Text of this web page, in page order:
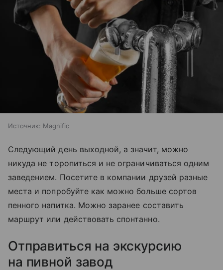
Источник: Magnific
Следующий день выходной, а значит, можно
никуда не торопиться и не ограничиваться одним
заведением. Посетите в компании друзей разные
места и попробуйте как можно больше сортов
пенного напитка. Можно заранее составить
маршрут или действовать спонтанно.
Отправиться на экскурсию
на пивной завод